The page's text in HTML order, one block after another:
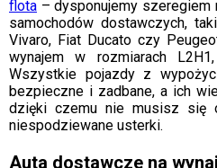
flota – dysponujemy szeregiem
samochodów dostawczych,
Vivaro, Fiat Ducato czy
wynajem w rozmiarach
Wszystkie pojazdy z
bezpieczne i zadbane, a ich
dzięki czemu nie musisz się
niespodziewane usterki.
Auta dostawcze na